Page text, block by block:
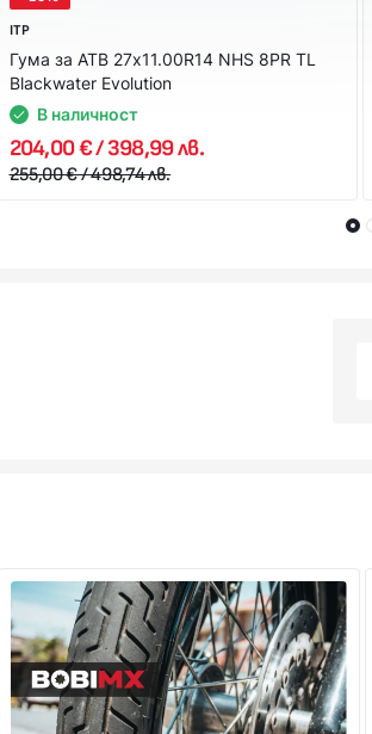
ITP
Гума за АТВ 27x11.00R14 NHS 8PR TL
Blackwater Evolution
В наличност
204,00 € / 398,99 лв.
255,00 € / 498,74 лв.